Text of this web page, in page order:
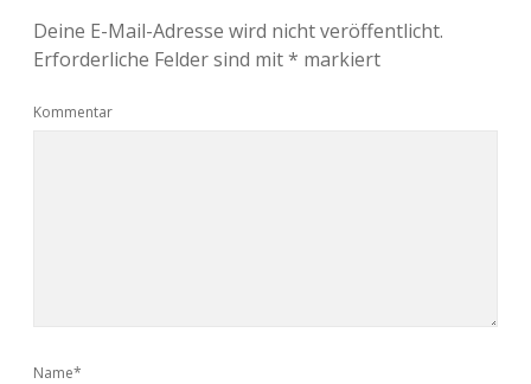
Deine E-Mail-Adresse wird nicht veröffentlicht.
Erforderliche Felder sind mit* markiert
Kommentar
Name*